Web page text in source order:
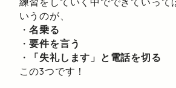
いうのが、
・名乗る
・要件を言う
・
「失礼します」と電話を切る
この3つです！